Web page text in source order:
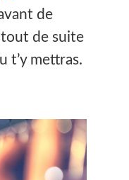
de
de suite
t’y mettras.